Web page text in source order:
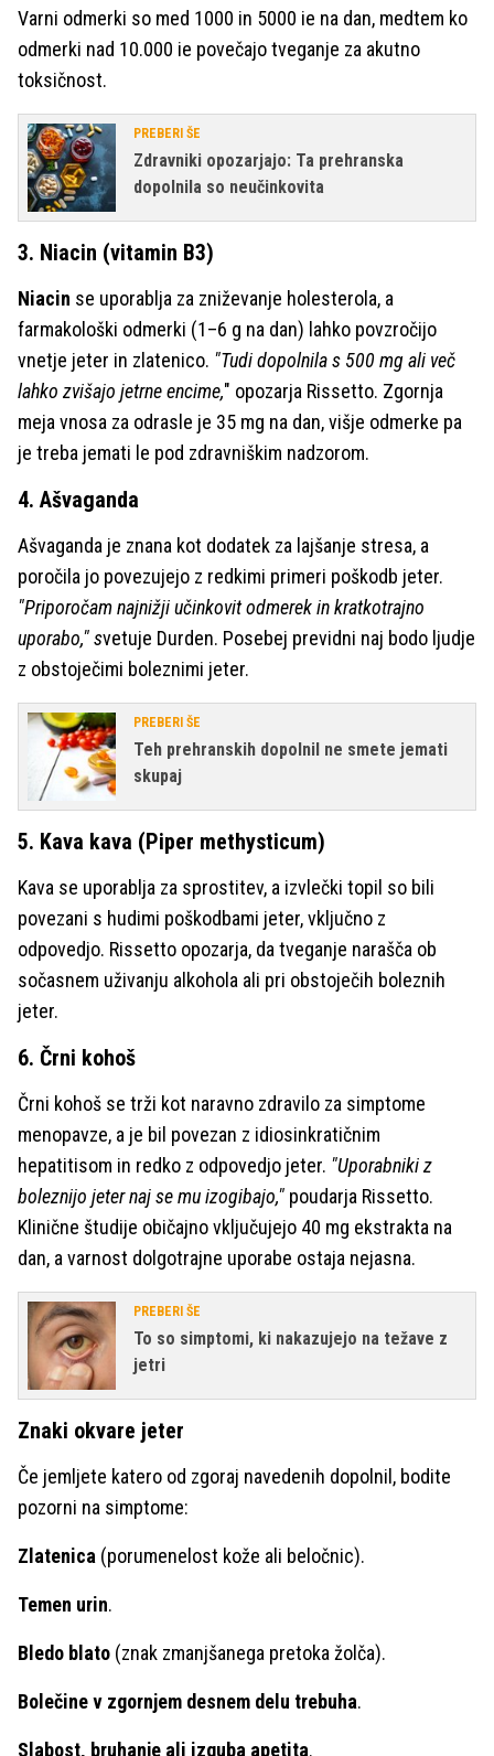
Varni odmerki so med 1000 in 5000 ie na dan, medtem ko
odmerki nad 10.000 ie povečajo tveganje za akutno
toksičnost.
PREBERI ŠE
Zdravniki opozarjajo: Ta prehranska
dopolnila so neučinkovita
3. Niacin (vitamin B3)
Niacin se uporablja za zniževanje holesterola, a
farmakološki odmerki (1–6 g na dan) lahko povzročijo
vnetje jeter in zlatenico. "Tudi dopolnila s 500 mg ali več
lahko zvišajo jetrne encime," opozarja Rissetto. Zgornja
meja vnosa za odrasle je 35 mg na dan, višje odmerke pa
je treba jemati le pod zdravniškim nadzorom.
4. Ašvaganda
Ašvaganda je znana kot dodatek za lajšanje stresa, a
poročila jo povezujejo z redkimi primeri poškodb jeter.
"Priporočam najnižji učinkovit odmerek in kratkotrajno
uporabo," svetuje Durden. Posebej previdni naj bodo ljudje
z obstoječimi boleznimi jeter.
PREBERI ŠE
Teh prehranskih dopolnil ne smete jemati
skupaj
5. Kava kava (Piper methysticum)
Kava se uporablja za sprostitev, a izvlečki topil so bili
povezani s hudimi poškodbami jeter, vključno z
odpovedjo. Rissetto opozarja, da tveganje narašča ob
sočasnem uživanju alkohola ali pri obstoječih boleznih
jeter.
6. Črni kohoš
Črni kohoš se trži kot naravno zdravilo za simptome
menopavze, a je bil povezan z idiosinkratičnim
hepatitisom in redko z odpovedjo jeter. "Uporabniki z
boleznijo jeter naj se mu izogibajo," poudarja Rissetto.
Klinične študije običajno vključujejo 40 mg ekstrakta na
dan, a varnost dolgotrajne uporabe ostaja nejasna.
PREBERI ŠE
To so simptomi, ki nakazujejo na težave z
jetri
Znaki okvare jeter
Če jemljete katero od zgoraj navedenih dopolnil, bodite
pozorni na simptome:
Zlatenica (porumenelost kože ali beločnic).
Temen urin.
Bledo blato (znak zmanjšanega pretoka žolča).
Bolečine v zgornjem desnem delu trebuha.
Slabost, bruhanje ali izguba apetita.